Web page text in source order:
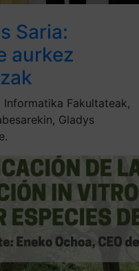
Saria:
aurkez
Informatika Fakultateak,
Gladys